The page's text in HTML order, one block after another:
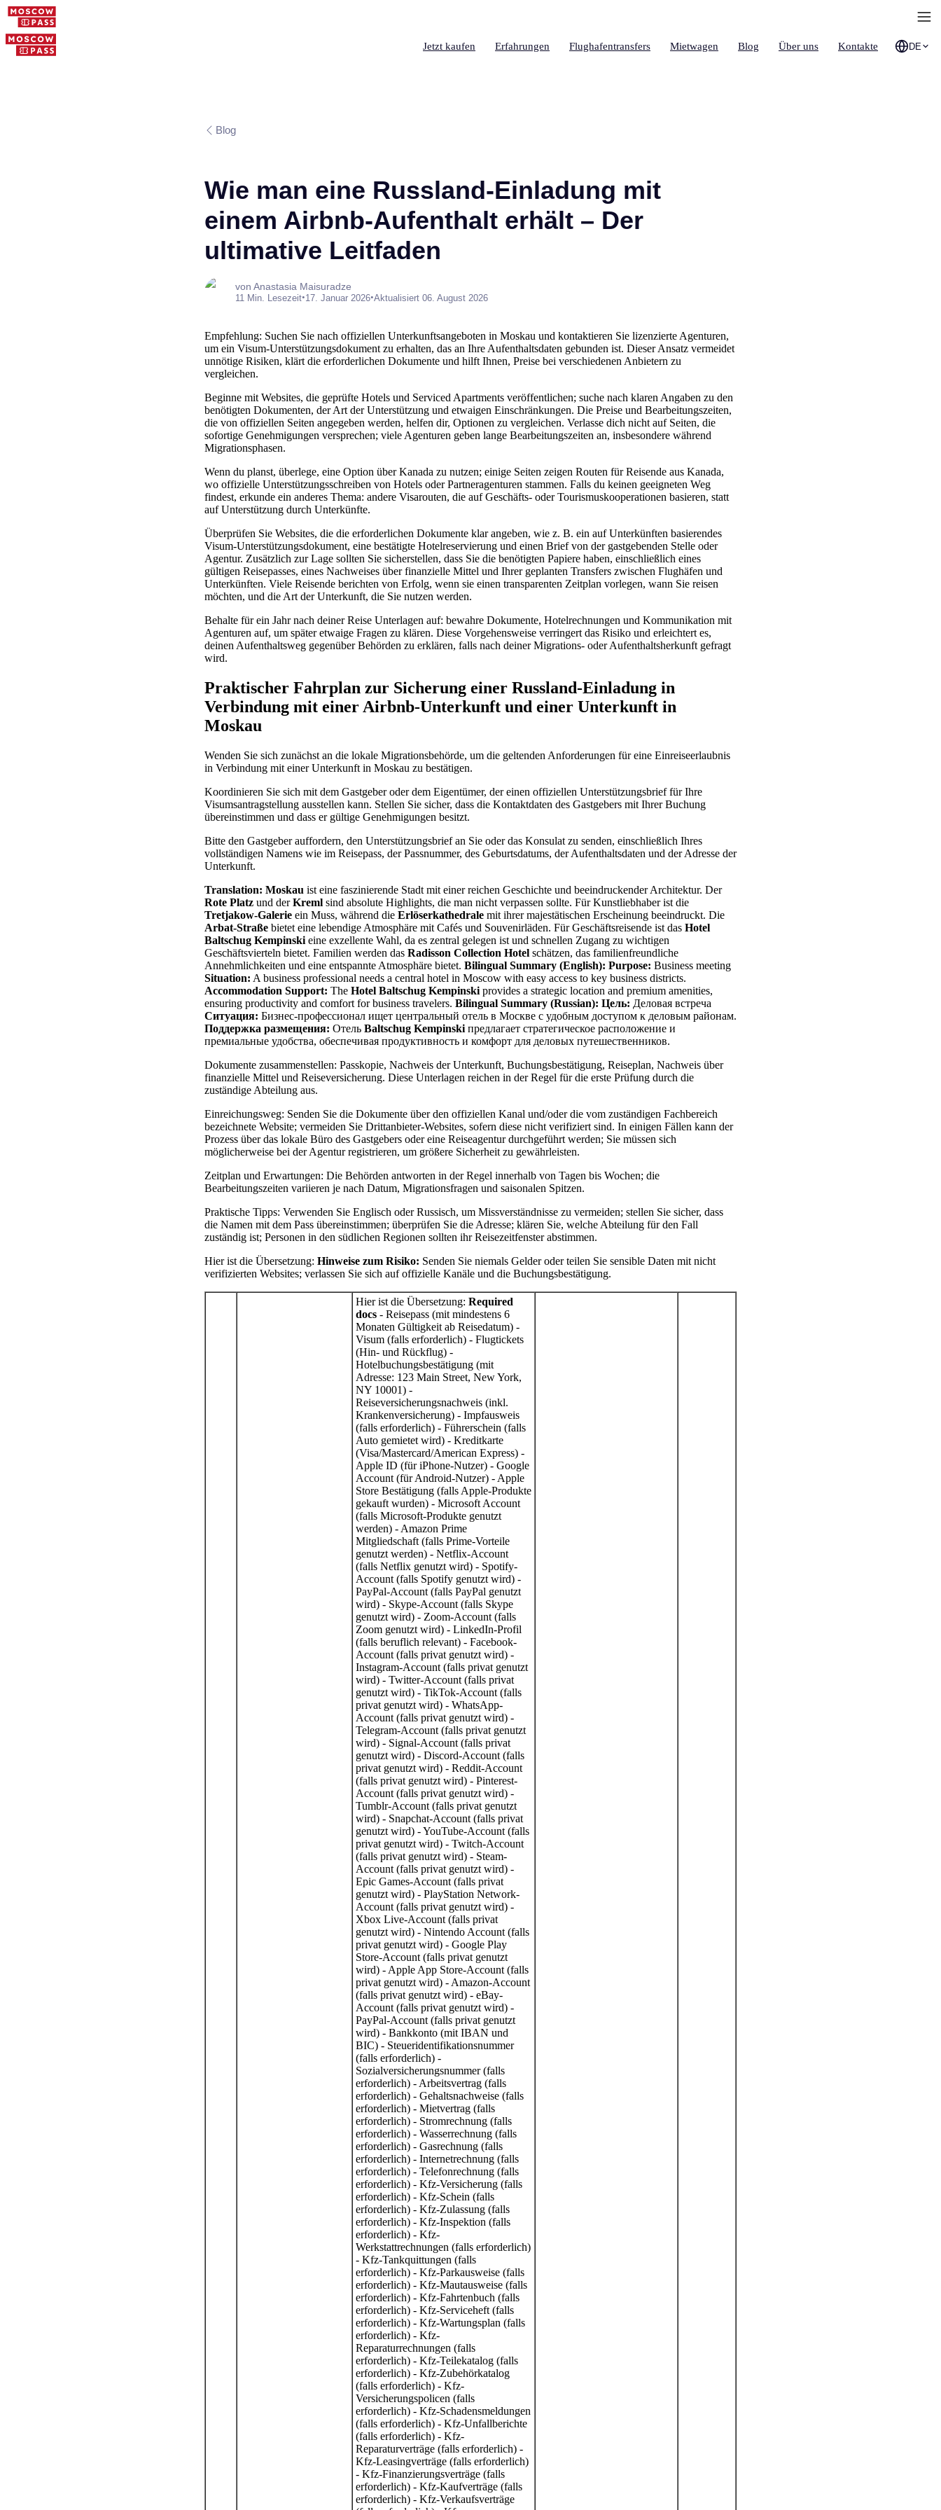
Jetzt kaufen Erfahrungen Flughafentransfers Mietwagen Blog Über uns Kontakte DE
Blog
Wie man eine Russland-Einladung mit
einem Airbnb-Aufenthalt erhält – Der
ultimative Leitfaden
von Anastasia Maisuradze
11 Min. Lesezeit•17. Januar 2026•Aktualisiert 06. August 2026
Empfehlung: Suchen Sie nach offiziellen Unterkunftsangeboten in Moskau und kontaktieren Sie lizenzierte Agenturen,
um ein Visum-Unterstützungsdokument zu erhalten, das an Ihre Aufenthaltsdaten gebunden ist. Dieser Ansatz vermeidet
unnötige Risiken, klärt die erforderlichen Dokumente und hilft Ihnen, Preise bei verschiedenen Anbietern zu
vergleichen.
Beginne mit Websites, die geprüfte Hotels und Serviced Apartments veröffentlichen; suche nach klaren Angaben zu den
benötigten Dokumenten, der Art der Unterstützung und etwaigen Einschränkungen. Die Preise und Bearbeitungszeiten,
die von offiziellen Seiten angegeben werden, helfen dir, Optionen zu vergleichen. Verlasse dich nicht auf Seiten, die
sofortige Genehmigungen versprechen; viele Agenturen geben lange Bearbeitungszeiten an, insbesondere während
Migrationsphasen.
Wenn du planst, überlege, eine Option über Kanada zu nutzen; einige Seiten zeigen Routen für Reisende aus Kanada,
wo offizielle Unterstützungsschreiben von Hotels oder Partneragenturen stammen. Falls du keinen geeigneten Weg
findest, erkunde ein anderes Thema: andere Visarouten, die auf Geschäfts- oder Tourismuskooperationen basieren, statt
auf Unterstützung durch Unterkünfte.
Überprüfen Sie Websites, die die erforderlichen Dokumente klar angeben, wie z. B. ein auf Unterkünften basierendes
Visum-Unterstützungsdokument, eine bestätigte Hotelreservierung und einen Brief von der gastgebenden Stelle oder
Agentur. Zusätzlich zur Lage sollten Sie sicherstellen, dass Sie die benötigten Papiere haben, einschließlich eines
gültigen Reisepasses, eines Nachweises über finanzielle Mittel und Ihrer geplanten Transfers zwischen Flughäfen und
Unterkünften. Viele Reisende berichten von Erfolg, wenn sie einen transparenten Zeitplan vorlegen, wann Sie reisen
möchten, und die Art der Unterkunft, die Sie nutzen werden.
Behalte für ein Jahr nach deiner Reise Unterlagen auf: bewahre Dokumente, Hotelrechnungen und Kommunikation mit
Agenturen auf, um später etwaige Fragen zu klären. Diese Vorgehensweise verringert das Risiko und erleichtert es,
deinen Aufenthaltsweg gegenüber Behörden zu erklären, falls nach deiner Migrations- oder Aufenthaltsherkunft gefragt
wird.
Praktischer Fahrplan zur Sicherung einer Russland-Einladung in
Verbindung mit einer Airbnb-Unterkunft und einer Unterkunft in
Moskau
Wenden Sie sich zunächst an die lokale Migrationsbehörde, um die geltenden Anforderungen für eine Einreiseerlaubnis
in Verbindung mit einer Unterkunft in Moskau zu bestätigen.
Koordinieren Sie sich mit dem Gastgeber oder dem Eigentümer, der einen offiziellen Unterstützungsbrief für Ihre
Visumsantragstellung ausstellen kann. Stellen Sie sicher, dass die Kontaktdaten des Gastgebers mit Ihrer Buchung
übereinstimmen und dass er gültige Genehmigungen besitzt.
Bitte den Gastgeber auffordern, den Unterstützungsbrief an Sie oder das Konsulat zu senden, einschließlich Ihres
vollständigen Namens wie im Reisepass, der Passnummer, des Geburtsdatums, der Aufenthaltsdaten und der Adresse der
Unterkunft.
Translation: Moskau ist eine faszinierende Stadt mit einer reichen Geschichte und beeindruckender Architektur. Der
Rote Platz und derKreml sind absolute Highlights, die man nicht verpassen sollte. Für Kunstliebhaber ist die
Tretjakow-Galerie ein Muss, während die Erlöserkathedrale mit ihrer majestätischen Erscheinung beeindruckt. Die
Arbat-Straße bietet eine lebendige Atmosphäre mit Cafés und Souvenirläden. Für Geschäftsreisende ist das Hotel
Baltschug Kempinski eine exzellente Wahl, da es zentral gelegen ist und schnellen Zugang zu wichtigen
Geschäftsvierteln bietet. Familien werden das Radisson Collection Hotel schätzen, das familienfreundliche
Annehmlichkeiten und eine entspannte Atmosphäre bietet. Bilingual Summary (English): Purpose: Business meeting
Situation: A business professional needs a central hotel in Moscow with easy access to key business districts.
Accommodation Support: The Hotel Baltschug Kempinski provides a strategic location and premium amenities,
ensuring productivity and comfort for business travelers. Bilingual Summary (Russian): Цель: Деловая встреча
Ситуация: Бизнес-профессионал ищет центральный отель в Москве с удобным доступом к деловым районам.
Поддержка размещения: Отель Baltschug Kempinski предлагает стратегическое расположение и
премиальные удобства, обеспечивая продуктивность и комфорт для деловых путешественников.
Dokumente zusammenstellen: Passkopie, Nachweis der Unterkunft, Buchungsbestätigung, Reiseplan, Nachweis über
finanzielle Mittel und Reiseversicherung. Diese Unterlagen reichen in der Regel für die erste Prüfung durch die
zuständige Abteilung aus.
Einreichungsweg: Senden Sie die Dokumente über den offiziellen Kanal und/oder die vom zuständigen Fachbereich
bezeichnete Website; vermeiden Sie Drittanbieter-Websites, sofern diese nicht verifiziert sind. In einigen Fällen kann der
Prozess über das lokale Büro des Gastgebers oder eine Reiseagentur durchgeführt werden; Sie müssen sich
möglicherweise bei der Agentur registrieren, um größere Sicherheit zu gewährleisten.
Zeitplan und Erwartungen: Die Behörden antworten in der Regel innerhalb von Tagen bis Wochen; die
Bearbeitungszeiten variieren je nach Datum, Migrationsfragen und saisonalen Spitzen.
Praktische Tipps: Verwenden Sie Englisch oder Russisch, um Missverständnisse zu vermeiden; stellen Sie sicher, dass
die Namen mit dem Pass übereinstimmen; überprüfen Sie die Adresse; klären Sie, welche Abteilung für den Fall
zuständig ist; Personen in den südlichen Regionen sollten ihr Reisezeitfenster abstimmen.
Hier ist die Übersetzung: Hinweise zum Risiko: Senden Sie niemals Gelder oder teilen Sie sensible Daten mit nicht
verifizierten Websites; verlassen Sie sich auf offizielle Kanäle und die Buchungsbestätigung.
Hier ist die Übersetzung: Required
docs - Reisepass (mit mindestens 6 Monaten Gültigkeit ab Reisedatum) - Visum (falls erforderlich) - Flugtickets (Hin- und Rückflug) - Hotelbuchungsbestätigung (mit Adresse: 123 Main Street, New York, NY 10001) - Reiseversicherungsnachweis (inkl. Krankenversicherung) - Impfausweis (falls erforderlich) - Führerschein (falls Auto gemietet wird) - Kreditkarte (Visa/Mastercard/American Express) - Apple ID (für iPhone-Nutzer) - Google Account (für Android-Nutzer) - Apple Store Bestätigung (falls Apple-Produkte gekauft wurden) - Microsoft Account (falls Microsoft-Produkte genutzt werden) - Amazon Prime Mitgliedschaft (falls Prime-Vorteile genutzt werden) - Netflix-Account (falls Netflix genutzt wird) - Spotify-Account (falls Spotify genutzt wird) - PayPal-Account (falls PayPal genutzt wird) - Skype-Account (falls Skype genutzt wird) - Zoom-Account (falls Zoom genutzt wird) - LinkedIn-Profil (falls beruflich relevant) - Facebook-Account (falls privat genutzt wird) - Instagram-Account (falls privat genutzt wird) - Twitter-Account (falls privat genutzt wird) - TikTok-Account (falls privat genutzt wird) - WhatsApp-Account (falls privat genutzt wird) - Telegram-Account (falls privat genutzt wird) - Signal-Account (falls privat genutzt wird) - Discord-Account (falls privat genutzt wird) - Reddit-Account (falls privat genutzt wird) - Pinterest-Account (falls privat genutzt wird) - Tumblr-Account (falls privat genutzt wird) - Snapchat-Account (falls privat genutzt wird) - YouTube-Account (falls privat genutzt wird) - Twitch-Account (falls privat genutzt wird) - Steam-Account (falls privat genutzt wird) - Epic Games-Account (falls privat genutzt wird) - PlayStation Network-Account (falls privat genutzt wird) - Xbox Live-Account (falls privat genutzt wird) - Nintendo Account (falls privat genutzt wird) - Google Play Store-Account (falls privat genutzt wird) - Apple App Store-Account (falls privat genutzt wird) - Amazon-Account (falls privat genutzt wird) - eBay-Account (falls privat genutzt wird) - PayPal-Account (falls privat genutzt wird) - Bankkonto (mit IBAN und BIC) - Steueridentifikationsnummer (falls erforderlich) - Sozialversicherungsnummer (falls erforderlich) - Arbeitsvertrag (falls erforderlich) - Gehaltsnachweise (falls erforderlich) - Mietvertrag (falls erforderlich) - Stromrechnung (falls erforderlich) - Wasserrechnung (falls erforderlich) - Gasrechnung (falls erforderlich) - Internetrechnung (falls erforderlich) - Telefonrechnung (falls erforderlich) - Kfz-Versicherung (falls erforderlich) - Kfz-Schein (falls erforderlich) - Kfz-Zulassung (falls erforderlich) - Kfz-Inspektion (falls erforderlich) - Kfz-Werkstattrechnungen (falls erforderlich) - Kfz-Tankquittungen (falls erforderlich) - Kfz-Parkausweise (falls erforderlich) - Kfz-Mautausweise (falls erforderlich) - Kfz-Fahrtenbuch (falls erforderlich) - Kfz-Serviceheft (falls erforderlich) - Kfz-Wartungsplan (falls erforderlich) - Kfz-Reparaturrechnungen (falls erforderlich) - Kfz-Teilekatalog (falls erforderlich) - Kfz-Zubehörkatalog (falls erforderlich) - Kfz-Versicherungspolicen (falls erforderlich) - Kfz-Schadensmeldungen (falls erforderlich) - Kfz-Unfallberichte (falls erforderlich) - Kfz-Reparaturverträge (falls erforderlich) - Kfz-Leasingverträge (falls erforderlich) - Kfz-Finanzierungsverträge (falls erforderlich) - Kfz-Kaufverträge (falls erforderlich) - Kfz-Verkaufsverträge (falls erforderlich) - Kfz-Übergabeprotokolle (falls erforderlich) - Kfz-Wertgutachten (falls erforderlich) - Kfz-TÜV-Berichte (falls erforderlich) - Kfz-Abgasuntersuchungen (falls erforderlich) - Kfz-HU-Berichte (falls erforderlich) - Kfz-Sicherheitsprüfungen (falls erforderlich) - Kfz-Diebstahlschutz (falls erforderlich) - Kfz-Diebstahlmeldungen (falls erforderlich) - Kfz-Diebstahlversicherungen (falls erforderlich) - Kfz-Diebstahlschutzsysteme (falls erforderlich) - Kfz-Diebstahlschutzverträge (falls erforderlich) - Kfz-Diebstahlschutzgarantien (falls erforderlich) - Kfz-Diebstahlschutzversicherungen (falls erforderlich) - Kfz-Diebstahlschutzpolicen (falls erforderlich) - Kfz-Diebstahlschutzverträge (falls erforderlich) - Kfz-Diebstahlschutzgarantien (falls erforderlich) - Kfz-Diebstahlschutzversicherungen (falls erforderlich) - Kfz-Diebstahlschutzpolicen (falls erforderlich) - Kfz-Diebstahlschutzverträge (falls erforderlich) - Kfz-Diebstahlschutzgarantien (falls erforderlich) - Kfz-Diebstahlschutzversicherungen (falls erforderlich) - Kfz-Diebstahlschutzpolicen (falls erforderlich) - Kfz-Diebstahlschutzverträge (falls erforderlich) - Kfz-Diebstahlschutzgarantien (falls erforderlich) - Kfz-Diebstahlschutzversicherungen (falls erforderlich) - Kfz-Diebstahlschutzpolicen (falls erforderlich) - Kfz-Diebstahlschutzverträge (falls erforderlich) - Kfz-Diebstahlschutzgarantien (falls erforderlich) - Kfz-Diebstahlschutzversicherungen (falls erforderlich) - Kfz-Diebstahlschutzpolicen (falls erforderlich) - Kfz-Diebstahlschutzverträge (falls erforderlich) - Kfz-Diebstahlschutzgarantien (falls erforderlich) - Kfz-Diebstahlschutzversicherungen (falls erforderlich) - Kfz-Diebstahlschutzpolicen (falls erforderlich) - Kfz-Diebstahlschutzverträge (falls erforderlich) - Kfz-Diebstahlschutzgarantien (falls erforderlich) - Kfz-Diebstahlschutzversicherungen (falls erforderlich) - Kfz-Diebstahlschutzpolicen (falls erforderlich) - Kfz-Diebstahlschutzverträge (falls erforderlich) - Kfz-Diebstahlschutzgarantien (falls erforderlich) - Kfz-Diebstahlschutzversicherungen (falls erforderlich) - Kfz-Diebstahlschutzpolicen (falls erforderlich) - Kfz-Diebstahlschutzverträge (falls erforderlich) - Kfz-Diebstahlschutzgarantien (falls erforderlich) - Kfz-Diebstahlschutzversicherungen (falls erforderlich) - Kfz-Diebstahlschutzpolicen (falls erforderlich) - Kfz-Diebstahlschutzverträge (falls erforderlich) - Kfz-Diebstahlschutzgarantien (falls erforderlich) - Kfz-Diebstahlschutzversicherungen (falls erforderlich) - Kfz-Diebstahlschutzpolicen (falls erforderlich) - Kfz-Diebstahlschutzverträge (falls erforderlich) - Kfz-Diebstahlschutzgarantien (falls erforderlich) - Kfz-Diebstahlschutzversicherungen (falls erforderlich) - Kfz-Diebstahlschutzpolicen (falls erforderlich) - Kfz-Diebstahlschutzverträge (falls erforderlich) - Kfz-Diebstahlschutzgarantien (falls erforderlich) - Kfz-Diebstahlschutzversicherungen (falls erforderlich) - Kfz-Diebstahlschutzpolicen (falls erforderlich) - Kfz-Diebstahlschutzverträge (falls erforderlich) - Kfz-Diebstahlschutzgarantien (falls erforderlich) - Kfz-Diebstahlschutzversicherungen (falls erforderlich) - Kfz-Diebstahlschutzpolicen (falls erforderlich) - Kfz-Diebstahlschutzverträge (falls erforderlich) - Kfz-Diebstahlschutzgarantien (falls erforderlich) - Kfz-Diebstahlschutzversicherungen (falls erforderlich) - Kfz-Diebstahlschutzpolicen (falls erforderlich) - Kfz-Diebstahlschutzverträge (falls erforderlich) - Kfz-Diebstahlschutzgarantien (falls erforderlich) - Kfz-Diebstahlschutzversicherungen (falls erforderlich) - Kfz-Diebstahlschutzpolicen (falls erforderlich) - Kfz-Diebstahlschutzverträge (falls erforderlich) - Kfz-Diebstahlschutzgarantien (falls erforderlich) - Kfz-Diebstahlschutzversicherungen (falls erforderlich) - Kfz-Diebstahlschutzpolicen (falls erforderlich) - Kfz-Diebstahlschutzverträge (falls erforderlich) - Kfz-Diebstahlschutzgarantien (falls erforderlich) - Kfz-Diebstahlschutzversicherungen (falls erforderlich) - Kfz-Diebstahlschutzpolicen (falls erforderlich) - Kfz-Diebstahlschutzverträge (falls erforderlich) - Kfz-Diebstahlschutzgarantien (falls erforderlich) - Kfz-Diebstahlschutzversicherungen (falls erforderlich) - Kfz-Diebstahlschutzpolicen (falls erforderlich) - Kfz-Diebstahlschutzverträge (falls erforderlich) - Kfz-Diebstahlschutzgarantien (falls erforderlich) - Kfz-Diebstahlschutzversicherungen (falls erforderlich) - Kfz-Diebstahlschutzpolicen (falls erforderlich) - Kfz-Diebstahlschutzverträge (falls erforderlich) - Kfz-Diebstahlschutzgarantien (falls erforderlich) - Kfz-Diebstahlschutzversicherungen (falls erforderlich) - Kfz-Diebstahlschutzpolicen (falls erforderlich) - Kfz-Diebstahlschutzverträge (falls erforderlich) - Kfz-Diebstahlschutzgarantien (falls erforderlich) - Kfz-Diebstahlschutzversicherungen (falls erforderlich) - Kfz-Diebstahlschutzpolicen (falls erforderlich) - Kfz-Diebstahlschutzverträge (falls erforderlich) - Kfz-Diebstahlschutzgarantien (falls erforderlich) - Kfz-Diebstahlschutzversicherungen (falls erforderlich) - Kfz-Diebstahlschutzpolicen (falls erforderlich) - Kfz-Diebstahlschutzverträge (falls erforderlich) - Kfz-Diebstahlschutzgarantien (falls erforderlich) - Kfz-Diebstahlschutzversicherungen (falls erforderlich) - Kfz-Diebstahlschutzpolicen (falls erforderlich) - Kfz-Diebstahlschutzverträge (falls erforderlich) - Kfz-Diebstahlschutzgarantien (falls erforderlich) - Kfz-Diebstahlschutzversicherungen (falls erforderlich) - Kfz-Diebstahlschutzpolicen (falls erforderlich) - Kfz-Diebstahlschutzverträge (falls erforderlich) - Kfz-Diebstahlschutzgarantien (falls erforderlich) - Kfz-Diebstahlschutzversicherungen (falls erforderlich) - Kfz-Diebstahlschutzpolicen (falls erforderlich) - Kfz-Diebstahlschutzverträge (falls erforderlich) - Kfz-Diebstahlschutzgarantien (falls erforderlich) - Kfz-Diebstahlschutzversicherungen (falls erforderlich) - Kfz-Diebstahlschutzpolicen (falls erforderlich) - Kfz-Diebstahlschutzverträge (falls erforderlich) - Kfz-Diebstahlschutzgarantien (falls erforderlich) - Kfz-Diebstahlschutzversicherungen (falls erforderlich) - Kfz-Diebstahlschutzpolicen (falls erforderlich) - Kfz-Diebstahlschutzverträge (falls erforderlich) - Kfz-Diebstahlschutzgarantien (falls erforderlich) - Kfz-Diebstahlschutzversicherungen (falls erforderlich) - Kfz-Diebstahlschutzpolicen (falls erforderlich) - Kfz-Diebstahlschutzverträge (falls erforderlich) - Kfz-Diebstahlschutzgarantien (falls erforderlich) - Kfz-Diebstahlschutzversicherungen (falls erforderlich) - Kfz-Diebstahlschutzpolicen (falls erforderlich) - Kfz-Diebstahlschutzverträge (falls erforderlic